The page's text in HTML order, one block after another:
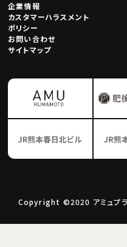
企業情報
カスタマーハラスメント
ポリシー
お問い合わせ
サイトマップ
Copyright ©2020 アミュプ